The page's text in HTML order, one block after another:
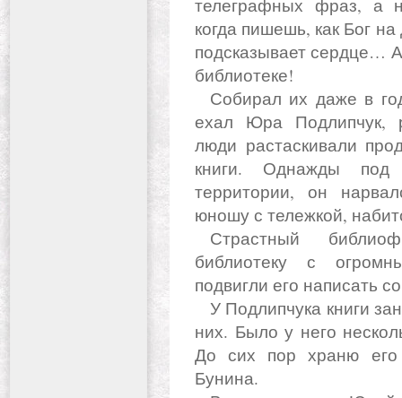
телеграфных фраз, а
когда пишешь, как Бог
подсказывает сердце…
библиотеке!
Собирал их даже в годы войны. Когда поезд, в котором
ехал Юра Подлипчук,
люди растаскивали
книги. Однажды под
территории, он
юношу с тележкой,
Страстный библиофил, он собрал уникальную
библиотеку с
подвигли его написать
У Подлипчука книги занимали две комнаты, он спал среди
них. Было у него
До сих пор храню его
Бунина.